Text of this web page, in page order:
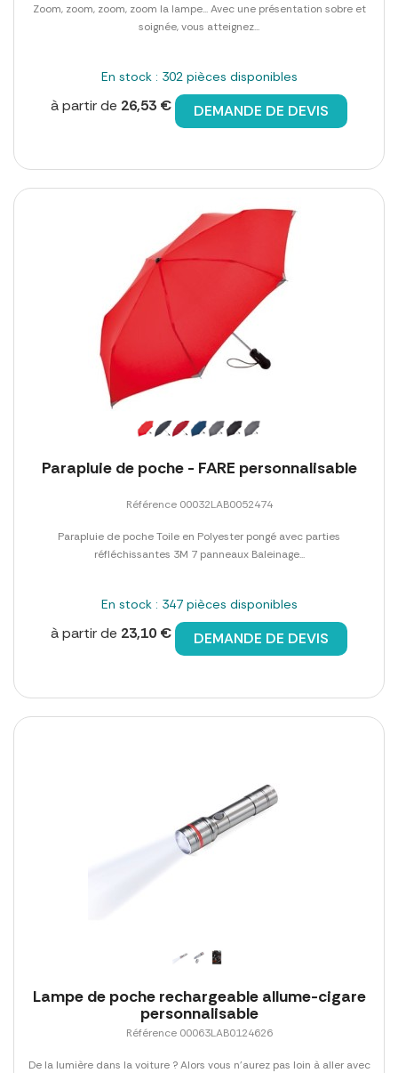
Zoom, zoom, zoom, zoom la lampe... Avec une présentation sobre et
soignée, vous atteignez...
En stock : 302 pièces disponibles
à partir de 26,53 € DEMANDE DE DEVIS
Parapluie de poche - FARE personnalisable
Référence 00032LAB0052474
Parapluie de poche Toile en Polyester pongé avec parties
réfléchissantes 3M 7 panneaux Baleinage...
En stock : 347 pièces disponibles
à partir de 23,10 € DEMANDE DE DEVIS
Lampe de poche rechargeable allume-cigare
personnalisable
Référence 00063LAB0124626
De la lumière dans la voiture ? Alors vous n'aurez pas loin à aller avec